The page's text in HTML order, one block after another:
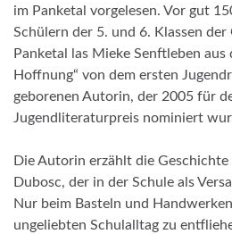
im Panketal vorgelesen. Vor gut
Schülern der 5. und 6. Klassen der
Panketal las Mieke Senftleben aus
Hoffnung“ von dem ersten
geborenen Autorin, der 2005 für
Jugendliteraturpreis nominiert
Die Autorin erzählt die Geschichte
Dubosc, der in der Schule als
Nur beim Basteln und
ungeliebten Schulalltag zu